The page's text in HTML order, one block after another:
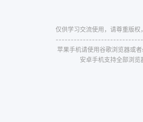
仅供学习交流使用，请尊重版权
苹果手机请使用谷歌浏览器或
安卓手机支持全部浏览